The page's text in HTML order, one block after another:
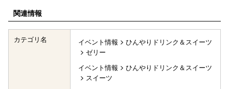
関連情報
カテゴリ名 イベント情報
ひんやりドリンク＆スイーツ
ゼリー
イベント情報
ひんやりドリンク＆スイーツ
スイーツ